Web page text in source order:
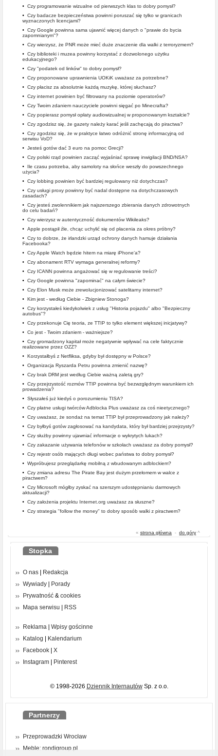
• Czy programowanie wizualne od pierwszych klas to dobry pomysł?
• Czy badacze bezpieczeństwa powinni poruszać się tylko w granicach
wyznaczonych licencjami?
• Czy Google powinna sama ujawnić więcej danych o "prawie do bycia
zapomnianym"?
• Czy wierzysz, że PNR może mieć duże znaczenie dla walki z terroryzmem?
• Czy biblioteki i muzea powinny korzystać z dozwolonego użytku
edukacyjnego?
• Czy "podatek od linków" to dobry pomysł?
• Czy proponowane uprawnienia UOKiK uważasz za potrzebne?
• Czy płacisz za absolutnie każdą muzykę, której słuchasz?
• Czy internet powinien być filtrowany na poziomie operatorów?
• Czy Twoim zdaniem nauczyciele powinni sięgać po Minecrafta?
• Czy popierasz pomysł opłaty audiowizualnej w proponowanym kształcie?
• Czy zgodzisz się, że gazety należy karać jeśli zachęcają do piractwa?
• Czy zgodzisz się, że w praktyce łatwo odróżnić stronę informacyjną od
serwisu VoD?
• Jesteś gotów dać 3 euro na pomoc Grecji?
• Czy polski rząd powinien zacząć wyjaśniać sprawę inwigilacji BND/NSA?
• Ile czasu potrzeba, aby samoloty na słońce weszły do powszechnego
użycia?
• Czy lobbing powinien być bardziej regulowany niż dotychczas?
• Czy usługi proxy powinny być nadal dostępne na dotychczasowych
zasadach?
• Czy jesteś zwolennikiem jak najszerszego zbierania danych zdrowotnych
do celu badań?
• Czy wierzysz w autentyczność dokumentów Wikileaks?
• Apple postąpił źle, chcąc uchylić się od płacenia za okres próbny?
• Czy to dobrze, że irlandzki urząd ochrony danych hamuje działania
Facebooka?
• Czy Apple Watch będzie hitem na miarę iPhone'a?
• Czy abonament RTV wymaga generalnej reformy?
• Czy ICANN powinna angażować się w regulowanie treści?
• Czy Google powinna "zapominać" na całym świecie?
• Czy Elon Musk może zrewolucjonizować satelitarny internet?
• Kim jest - według Ciebie - Zbigniew Stonoga?
• Czy korzystałeś kiedykolwiek z usług "Historia pojazdu" albo "Bezpieczny
autobus"?
• Czy przekonuje Cię teoria, ze TTIP to tylko element większej inicjatywy?
• Co jest - Twoim zdaniem - ważniejsze?
• Czy gromadzony kapitał może negatywnie wpływać na cele faktycznie
realizowane przez OZZ?
• Korzystałbyś z Netfliksa, gdyby był dostępny w Polsce?
• Organizacja Ryszarda Petru powinna zmienić nazwę?
• Czy brak DRM jest według Ciebie ważną zaletą gry?
• Czy przejrzystość rozmów TTIP powinna być bezwzględnym warunkiem ich
prowadzenia?
• Słyszałeś już kiedyś o porozumieniu TISA?
• Czy płatne usługi twórców Adblocka Plus uważasz za coś nieetycznego?
• Czy uważasz, że sondaż na temat TTIP był przeprowadzony jak należy?
• Czy byłbyś gotów zagłosować na kandydata, który był bardziej przejrzysty?
• Czy służby powinny ujawniać informacje o wykrytych lukach?
• Czy zakazanie używania telefonów w szkołach uważasz za dobry pomysł?
• Czy rejestr osób mających długi wobec państwa to dobry pomysł?
• Wypróbujesz przeglądarkę mobilną z wbudowanym adblockiem?
• Czy zmiana adresu The Pirate Bay jest dużym przełomem w walce z
piractwem?
• Czy Microsoft mógłby zyskać na szerszym udostępnianiu darmowych
aktualizacji?
• Czy założenia projektu Internet.org uważasz za słuszne?
• Czy strategia "follow the money" to dobry sposób walki z piractwem?
« strona główna - do góry ^
Stopka
O nas
Redakcja
Wywiady
Porady
Prywatność & cookies
Mapa serwisu
RSS
Reklama
Wpisy gościnne
Katalog
Kalendarium
Facebook
X
Instagram
Pinterest
© 1998-2026 Dziennik InternautówSp. z o.o.
Partnerzy
Przeprowadzki Wrocław
Meble: rondigroup.pl